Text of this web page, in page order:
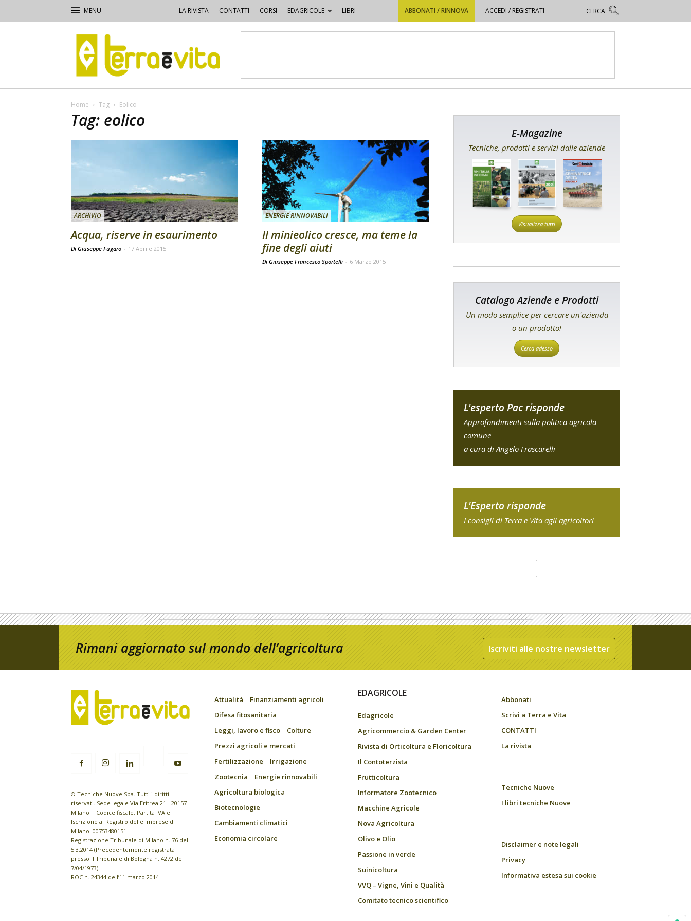
LA RIVISTA CONTATTI CORSI EDAGRICOLE LIBRI ABBONATI / RINNOVA ACCEDI / REGISTRATI
Terra
e
Vita
Home Tag Eolico
Tag: eolico
ARCHIVIO
Acqua, riserve in esaurimento
Di Giuseppe Fugaro - 17 Aprile 2015
ENERGIE RINNOVABILI
Il minieolico cresce, ma teme la
fine degli aiuti
Di Giuseppe Francesco Sportelli - 6 Marzo 2015
E-Magazine
Tecniche, prodotti e servizi dalle aziende
Visualizza tutti
Catalogo Aziende e Prodotti
Un modo semplice per cercare un'azienda
o un prodotto!
Cerca adesso
L'esperto Pac risponde
Approfondimenti sulla politica agricola
comune
a cura di Angelo Frascarelli
L'Esperto risponde
I consigli di Terra e Vita agli agricoltori
Rimani aggiornato sul mondo dell’agricoltura Iscriviti alle nostre newsletter
© Tecniche Nuove Spa. Tutti i diritti
riservati. Sede legale Via Eritrea 21 - 20157
Milano | Codice fiscale, Partita IVA e
Iscrizione al Registro delle imprese di
Milano: 00753480151
Registrazione Tribunale di Milano n. 76 del
5.3.2014 (Precedentemente registrata
presso il Tribunale di Bologna n. 4272 del
7/04/1973)
ROC n. 24344 dell’11 marzo 2014
Attualità
Finanziamenti agricoli
Difesa fitosanitaria
Leggi, lavoro e fisco
Colture
Prezzi agricoli e mercati
Fertilizzazione
Irrigazione
Zootecnia
Energie rinnovabili
Agricoltura biologica
Biotecnologie
Cambiamenti climatici
Economia circolare
EDAGRICOLE
Edagricole
Agricommercio & Garden Center
Rivista di Orticoltura e Floricoltura
Il Contoterzista
Frutticoltura
Informatore Zootecnico
Macchine Agricole
Nova Agricoltura
Olivo e Olio
Passione in verde
Suinicoltura
VVQ – Vigne, Vini e Qualità
Comitato tecnico scientifico
Abbonati
Scrivi a Terra e Vita
CONTATTI
La rivista
Tecniche Nuove
I libri tecniche Nuove
Disclaimer e note legali
Privacy
Informativa estesa sui cookie